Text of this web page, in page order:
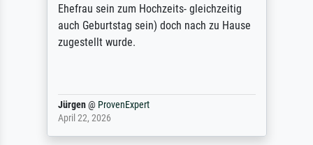
Ehefrau sein zum Hochzeits- gleichzeitig
auch Geburtstag sein) doch nach zu Hause
zugestellt wurde.
Jürgen@ ProvenExpert
April 22, 2026